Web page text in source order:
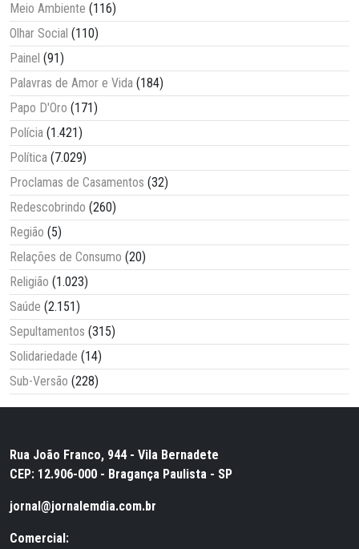
Meio Ambiente (116)
Olhar Social (110)
Painel (91)
Palavras de Amor e Vida (184)
Papo D'Oro (171)
Polícia (1.421)
Política (7.029)
Proclamas de Casamentos (32)
Redescobrindo (260)
Região (5)
Relações de Consumo (20)
Religião (1.023)
Saúde (2.151)
Sepultamentos (315)
Solidariedade (14)
Sub-Versão (228)
Rua João Franco, 944 - Vila Bernadete
CEP: 12.906-000 - Bragança Paulista - SP
jornal@jornalemdia.com.br
Comercial: